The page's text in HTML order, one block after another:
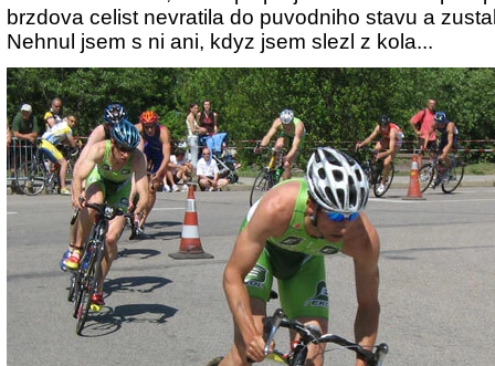
brzdova celist nevratila do puvodniho stavu a
Nehnul jsem s ni ani, kdyz jsem slezl z kola...